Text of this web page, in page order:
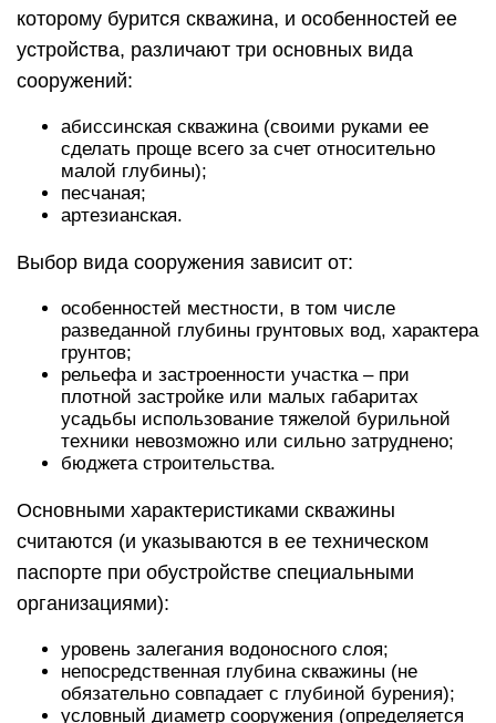
которому бурится скважина, и особенностей ее
устройства, различают три основных вида
сооружений:
абиссинская скважина (своими руками ее
сделать проще всего за счет относительно
малой глубины);
песчаная;
артезианская.
Выбор вида сооружения зависит от:
особенностей местности, в том числе
разведанной глубины грунтовых вод, характера
грунтов;
рельефа и застроенности участка – при
плотной застройке или малых габаритах
усадьбы использование тяжелой бурильной
техники невозможно или сильно затруднено;
бюджета строительства.
Основными характеристиками скважины
считаются (и указываются в ее техническом
паспорте при обустройстве специальными
организациями):
уровень залегания водоносного слоя;
непосредственная глубина скважины (не
обязательно совпадает с глубиной бурения);
условный диаметр сооружения (определяется